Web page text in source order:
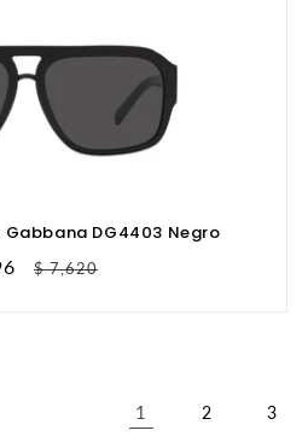
Gabbana DG4403 Negro
Precio
$ 7,620
1 2 3